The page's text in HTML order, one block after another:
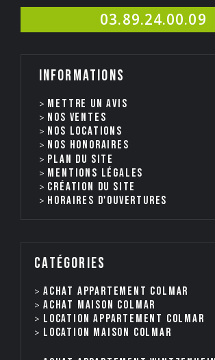
03.89.24.00.09
Informations
Mettre un avis
Nos ventes
nos locations
Nos honoraires
Plan du site
Mentions légales
Création du site
Horaires d'ouvertures
catégories
Achat appartement Colmar
Achat maison Colmar
Location appartement Colmar
Location maison Colmar